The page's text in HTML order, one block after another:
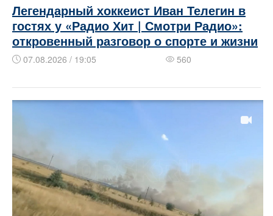
Легендарный хоккеист Иван Телегин в
гостях у «Радио Хит | Смотри Радио»:
откровенный разговор о спорте и жизни
07.08.2026 / 19:05 560